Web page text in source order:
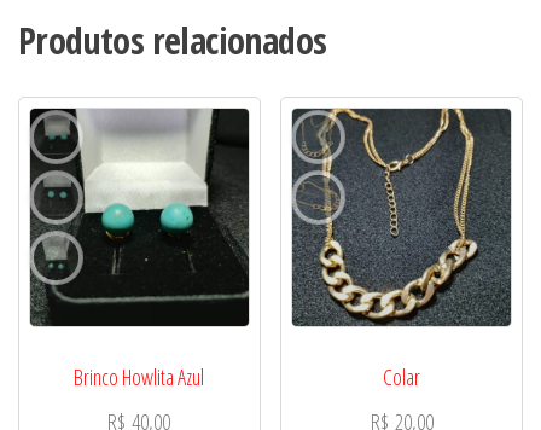
Produtos relacionados
Brinco Howlita Azul
R$ 40,00
Colar
R$ 20,00